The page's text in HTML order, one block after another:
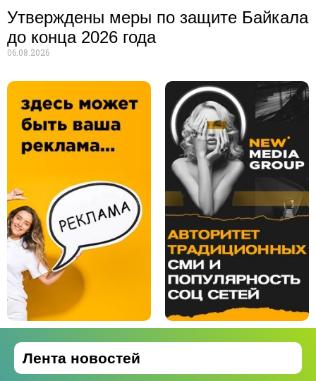
Утверждены меры по защите Байкала
до конца 2026 года
06.08.2026
Лента новостей